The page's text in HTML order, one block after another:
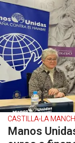
CASTILLA-LA
Manos